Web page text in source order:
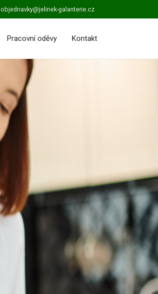
objednavky@jelinek-galanterie.cz
Pracovní oděvy Kontakt